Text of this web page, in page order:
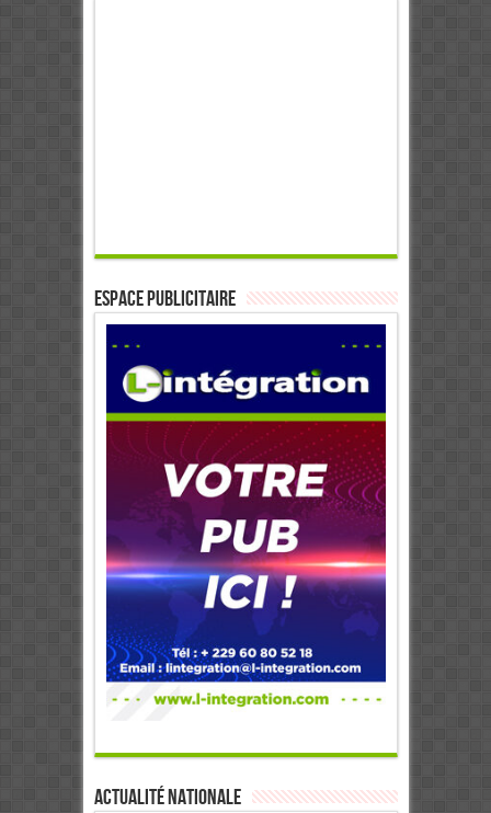
ESPACE PUBLICITAIRE
Actualité Nationale